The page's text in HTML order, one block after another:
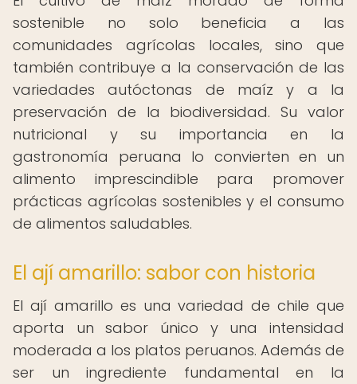
sostenible no solo beneficia a las
comunidades agrícolas locales, sino que
también contribuye a la conservación de las
variedades autóctonas de maíz y a la
preservación de la biodiversidad. Su valor
nutricional y su importancia en la
gastronomía peruana lo convierten en un
alimento imprescindible para promover
prácticas agrícolas sostenibles y el consumo
de alimentos saludables.
El ají amarillo: sabor con historia
El ají amarillo es una variedad de chile que
aporta un sabor único y una intensidad
moderada a los platos peruanos. Además de
ser un ingrediente fundamental en la